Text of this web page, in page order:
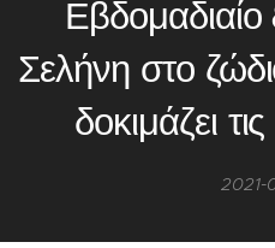
Σελήνη στο
δοκιμάζει
2021-